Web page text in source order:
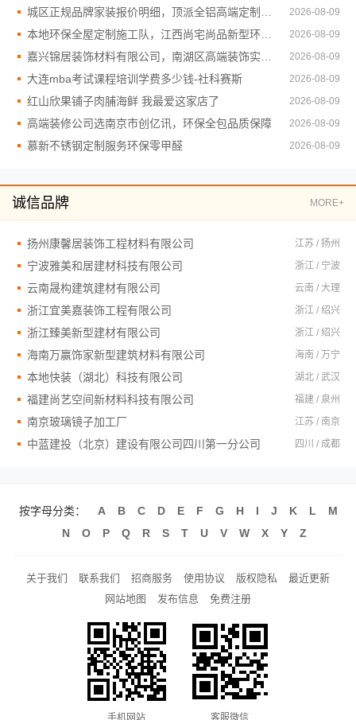
2026-08-09
2026-08-09
2026-08-09
大连mba考试课程培训学费多少钱-社科赛斯 2026-08-09
红山欣果铺子肉脯海鲜 我最爱这家店了 2026-08-09
高端装修公司选南京市创亿讯，环保全包品质保障 2026-08-09
慕新不锈钢定制服务环保零甲醛 2026-08-09
诚信品牌 MORE+
扬州康馨居装饰工程材料有限公司 江苏 / 扬州
宁波雅美和居建材科技有限公司 浙江 / 宁波
云南晟构建筑建材有限公司 云南 / 大理
浙江宜美嘉装饰工程有限公司 浙江 / 绍兴
浙江臻美新型建材有限公司 浙江 / 绍兴
海南万赢饰家新型建筑材料有限公司 海南 / 万宁
本地快装（湖北）科技有限公司 湖北 / 武汉
福建尚艺空间新材料科技有限公司 福建 / 泉州
南京玻璃镜子加工厂 江苏 / 南京
中蓝建投（北京）建设有限公司四川第一分公司 四川 / 成都
按字母分类： A B C D E F G H I J K L
M
N
O P Q R S T U V W X Y Z
关于我们 联系我们 招商服务 使用协议 版权隐私
最近更新
网站地图
发布信息 免费注册
手机网站 客服微信